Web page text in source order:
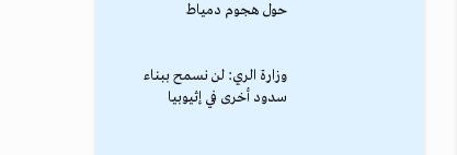
حول هجوم دمياط
وزارة الري: لن نسمح ببناء
سدود أخرى في إثيوبيا